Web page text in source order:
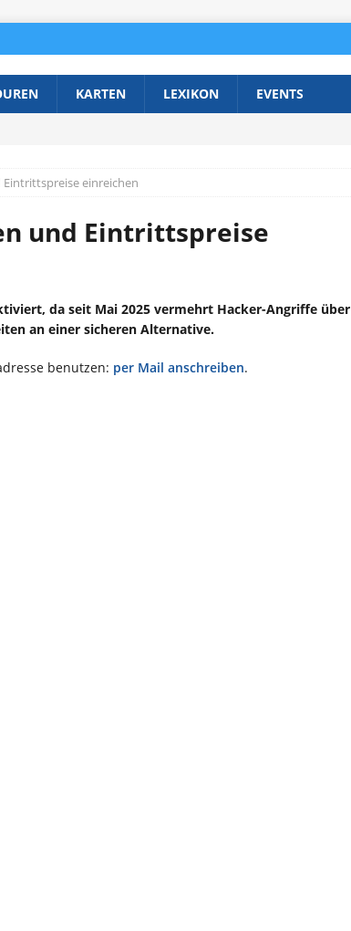
KARTEN LEXIKON EVENTS
einreichen
und Eintrittspreise
da seit Mai 2025 vermehrt Hacker-Angriffe über
an einer sicheren Alternative.
benutzen: per Mail anschreiben.